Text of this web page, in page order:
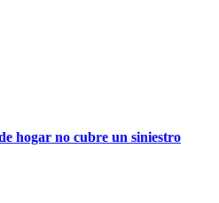
hogar no cubre un siniestro